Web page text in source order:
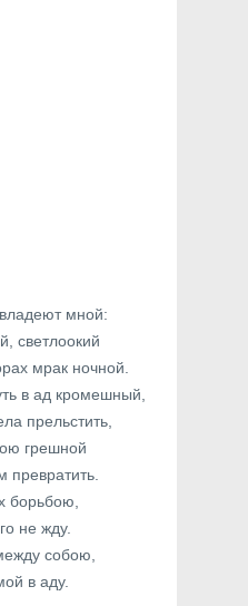
мной:
светлоокий
мрак ночной.
в ад кромешный,
прельстить,
грешной
превратить.
борьбою,
не жду.
собою,
в аду.